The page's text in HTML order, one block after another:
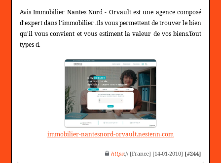
Avis Immobilier Nantes Nord - Orvault est une agence composé
d'expert dans l'immobilier .Ils vous permettent de trouver le bien
qu'il vous convient et vous estiment la valeur de vos biens.Tout
types d.
immobilier-nantesnord-orvault.nestenn.com
https:// [France] [14-01-2010] [#244]